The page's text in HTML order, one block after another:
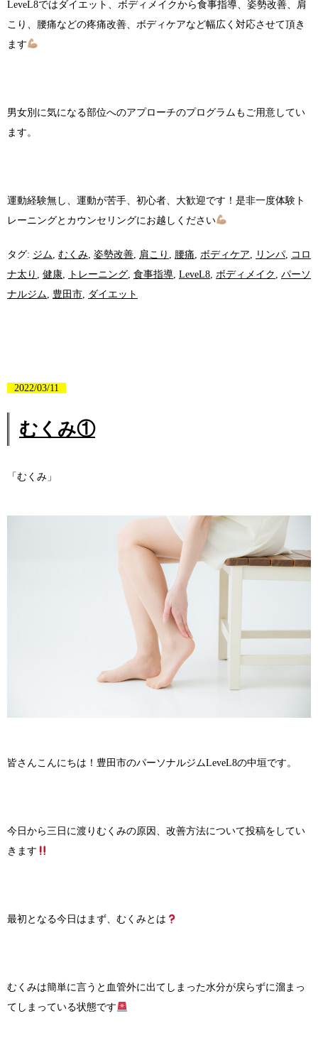
LeveL8ではダイエット、ボディメイクから食事指導、姿勢改善、肩
こり、腰痛などの疼痛改善、ボディケアなど幅広く対応させて頂き
ます
男女別に気になる部位へのアプローチのプログラムもご用意してい
ます。
運動経験無し、運動が苦手、初心者、大歓迎です！是非一度体験ト
レーニングとカウンセリングにお越しください
タグ: ジム, むくみ, 姿勢改善, 肩こり , 腰痛, ボディケア, リンパ, コロ
ナ太り , 健康, トレーニング, 食事指導, LeveL8, ボディメイク , パーソ
ナルジム, 豊田市, ダイエット
2022/03/11
むくみ①
「むくみ」
皆さんこんにちは！豊田市のパーソナルジムLeveL8の中垣です。
今日から三日に渡りむくみの原因、改善方法について投稿をしてい
きます
最初となる今日はまず、むくみとは
むくみは簡単に言うと血管外に出てしまった水分が戻らずに溜まっ
てしまっている状態です